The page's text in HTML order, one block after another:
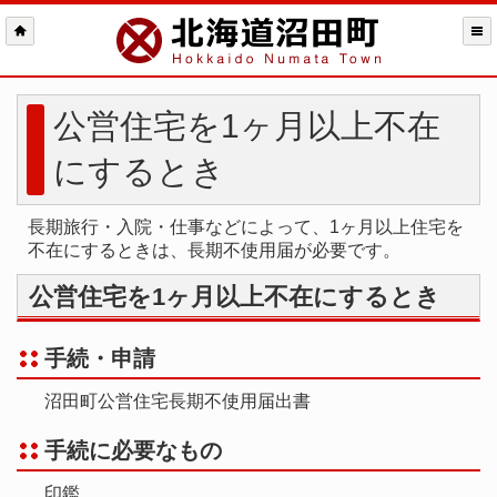
公営住宅を1ヶ月以上不在
にするとき
長期旅行・入院・仕事などによって、1ヶ月以上住宅を
不在にするときは、長期不使用届が必要です。
公営住宅を1ヶ月以上不在にするとき
手続・申請
沼田町公営住宅長期不使用届出書
手続に必要なもの
印鑑